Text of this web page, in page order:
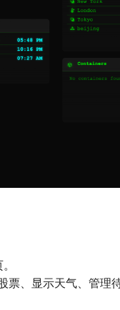
、显示天气、管理